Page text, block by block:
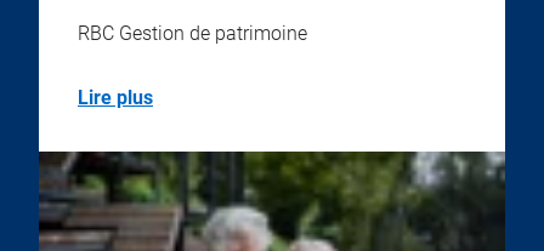
RBC Gestion de patrimoine
Lire plus